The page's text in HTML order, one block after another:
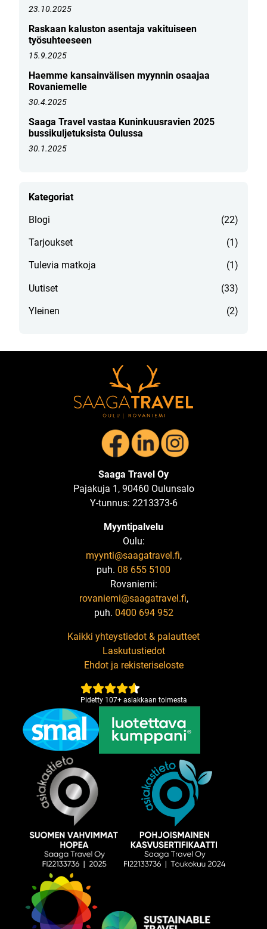
23.10.2025
Raskaan kaluston asentaja vakituiseen
työsuhteeseen
15.9.2025
Haemme kansainvälisen myynnin osaajaa
Rovaniemelle
30.4.2025
Saaga Travel vastaa Kuninkuusravien 2025
bussikuljetuksista Oulussa
30.1.2025
Kategoriat
Blogi
(22)
Tarjoukset (1)
Tulevia matkoja (1)
Uutiset (33)
Yleinen (2)
Saaga Travel Oy
Pajakuja 1, 90460 Oulunsalo
Y-tunnus: 2213373-6
Myyntipalvelu
Oulu:
myynti@saagatravel.fi,
puh. 08 655 5100
Rovaniemi:
rovaniemi@saagatravel.fi,
puh. 0400 694 952
Kaikki yhteystiedot & palautteet
Laskutustiedot
Ehdot ja rekisteriseloste
Pidetty 107+ asiakkaan toimesta